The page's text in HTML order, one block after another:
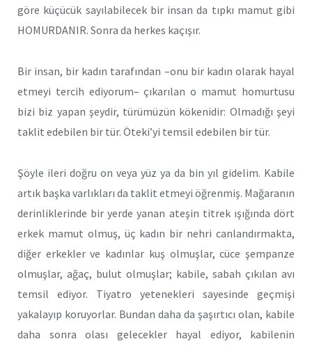
göre küçücük sayılabilecek bir insan da tıpkı mamut gibi
HOMURDANIR. Sonra da herkes kaçışır.
Bir insan, bir kadın tarafından –onu bir kadın olarak hayal
etmeyi tercih ediyorum– çıkarılan o mamut homurtusu
bizi biz yapan şeydir, türümüzün kökenidir: Olmadığı şeyi
taklit edebilen bir tür. Öteki’yi temsil edebilen bir tür.
Şöyle ileri doğru on veya yüz ya da bin yıl gidelim. Kabile
artık başka varlıkları da taklit etmeyi öğrenmiş. Mağaranın
derinliklerinde bir yerde yanan ateşin titrek ışığında dört
erkek mamut olmuş, üç kadın bir nehri canlandırmakta,
diğer erkekler ve kadınlar kuş olmuşlar, cüce şempanze
olmuşlar, ağaç, bulut olmuşlar; kabile, sabah çıkılan avı
temsil ediyor. Tiyatro yetenekleri sayesinde geçmişi
yakalayıp koruyorlar. Bundan daha da şaşırtıcı olan, kabile
daha sonra olası gelecekler hayal ediyor, kabilenin